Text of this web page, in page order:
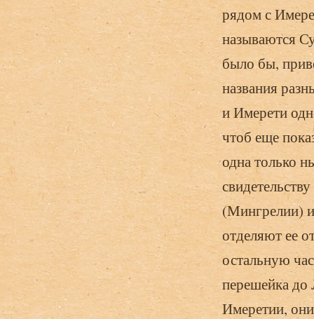
рядом с
называются
было бы,
названия
и Имерети
чтоб еще
одна только
(Мингрелии)
отделяют ее
остальную
перешейка до
Имеретии,